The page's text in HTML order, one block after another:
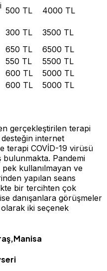
500 TL
4000 TL
300 TL
3500 TL
650 TL
6500 TL
550 TL
5500 TL
600 TL
5000 TL
600 TL 5000 TL
gerçekleştirilen terapi
internet
terapi COVİD-19 virüsü
bulunmakta. Pandemi
kullanılmayan ve
yapılan seans
bir tercihten çok
danışanlara görüşmeler
iki seçenek